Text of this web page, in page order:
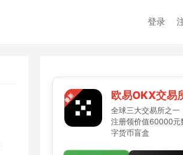
登录
欧易OKX交易
全球三大交易所之一
注册领价值60000元
字货币盲盒